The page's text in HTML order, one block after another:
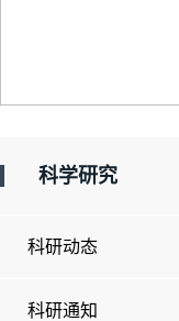
科学研究
科研动态
科研通知